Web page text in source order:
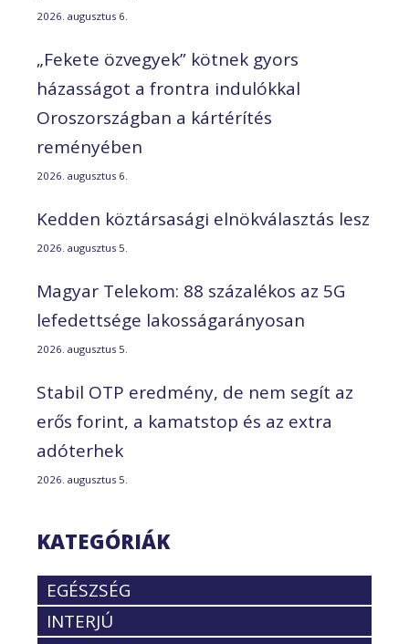
2026. augusztus 6.
„Fekete özvegyek” kötnek gyors
házasságot a frontra indulókkal
Oroszországban a kártérítés
reményében
2026. augusztus 6.
Kedden köztársasági elnökválasztás lesz
2026. augusztus 5.
Magyar Telekom: 88 százalékos az 5G
lefedettsége lakosságarányosan
2026. augusztus 5.
Stabil OTP eredmény, de nem segít az
erős forint, a kamatstop és az extra
adóterhek
2026. augusztus 5.
KATEGÓRIÁK
EGÉSZSÉG
INTERJÚ